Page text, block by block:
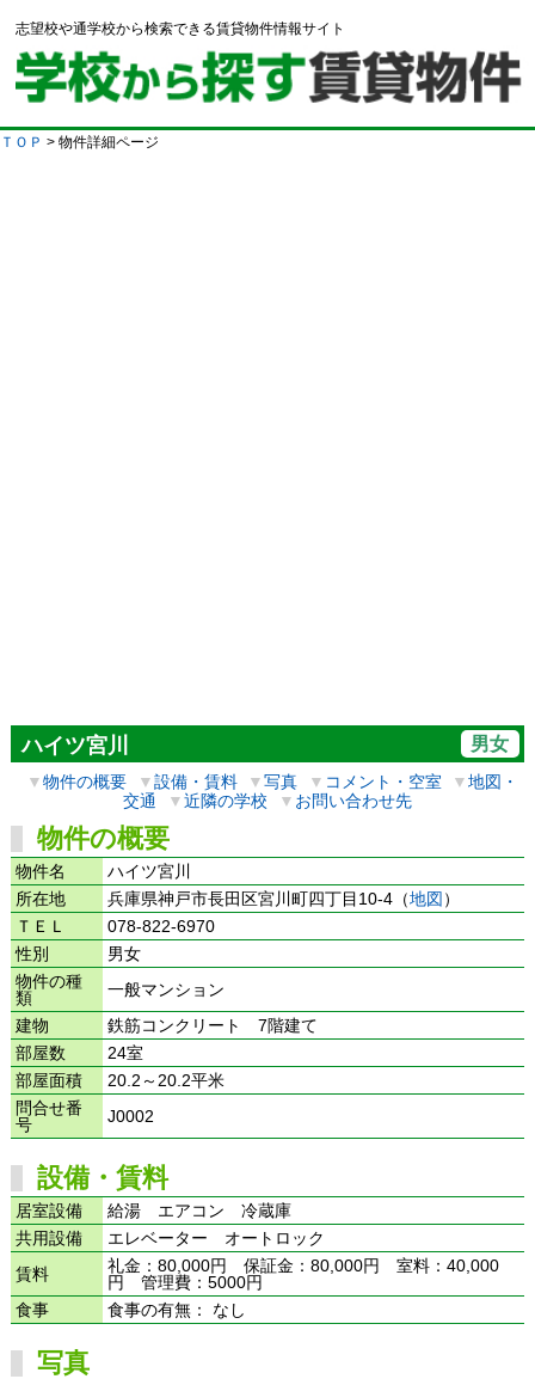
志望校や通学校から検索できる賃貸物件情報サイト
ＴＯＰ > 物件詳細ページ
ハイツ宮川 男女
▼物件の概要 ▼設備・賃料 ▼写真 ▼ コメント・空室 ▼地図・
交通
▼近隣の学校 ▼ お問い合わせ先
物件の概要
物件名
ハイツ宮川
所在地
兵庫県神戸市長田区宮川町四丁目10-4（地図 ）
ＴＥＬ
078-822-6970
性別
男女
物件の種
類
一般マンション
建物
鉄筋コンクリート 7階建て
部屋数
24室
部屋面積
20.2～20.2平米
問合せ番
号
J0002
設備・賃料
居室設備
給湯 エアコン 冷蔵庫
共用設備
エレベーター オートロック
賃料
礼金：80,000円 保証金：80,000円 室料：40,000
円 管理費：5000円
食事
食事の有無： なし
写真